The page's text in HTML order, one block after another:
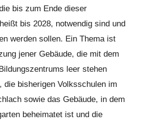
bis zum Ende dieser
bis 2028, notwendig sind und
werden sollen. Ein Thema ist
jener Gebäude, die mit dem
leer stehen
die bisherigen Volksschulen im
sowie das Gebäude, in dem
beheimatet ist und die